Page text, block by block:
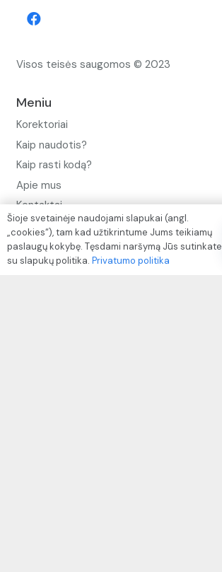
Visos teisės saugomos © 2023
Meniu
Korektoriai
Kaip naudotis?
Kaip rasti kodą?
Apie mus
Kontaktai
Privatumo politika
Pinigų ir prekių grąžinimo politika
Šioje svetainėje naudojami slapukai (angl.
„cookies“), tam kad užtikrintume Jums teikiamų
paslaugų kokybę. Tęsdami naršymą Jūs sutinkate
su slapukų politika. Privatumo politika